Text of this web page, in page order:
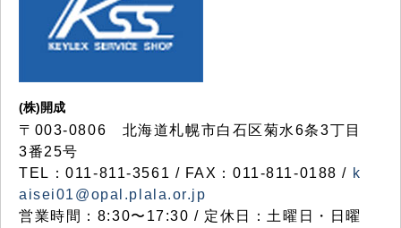
(株)開成
〒003-0806 北海道札幌市白石区菊水6条3丁目
3番25号
TEL：011-811-3561 / FAX：011-811-0188 / k
aisei01@opal.plala.or.jp
営業時間：8:30〜17:30 / 定休日：土曜日・日曜